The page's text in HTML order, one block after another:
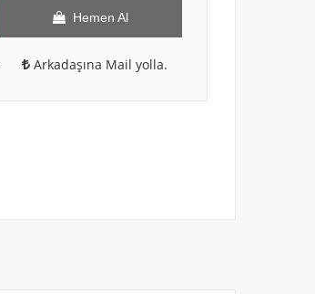
Hemen Al
Arkadaşına Mail yolla.